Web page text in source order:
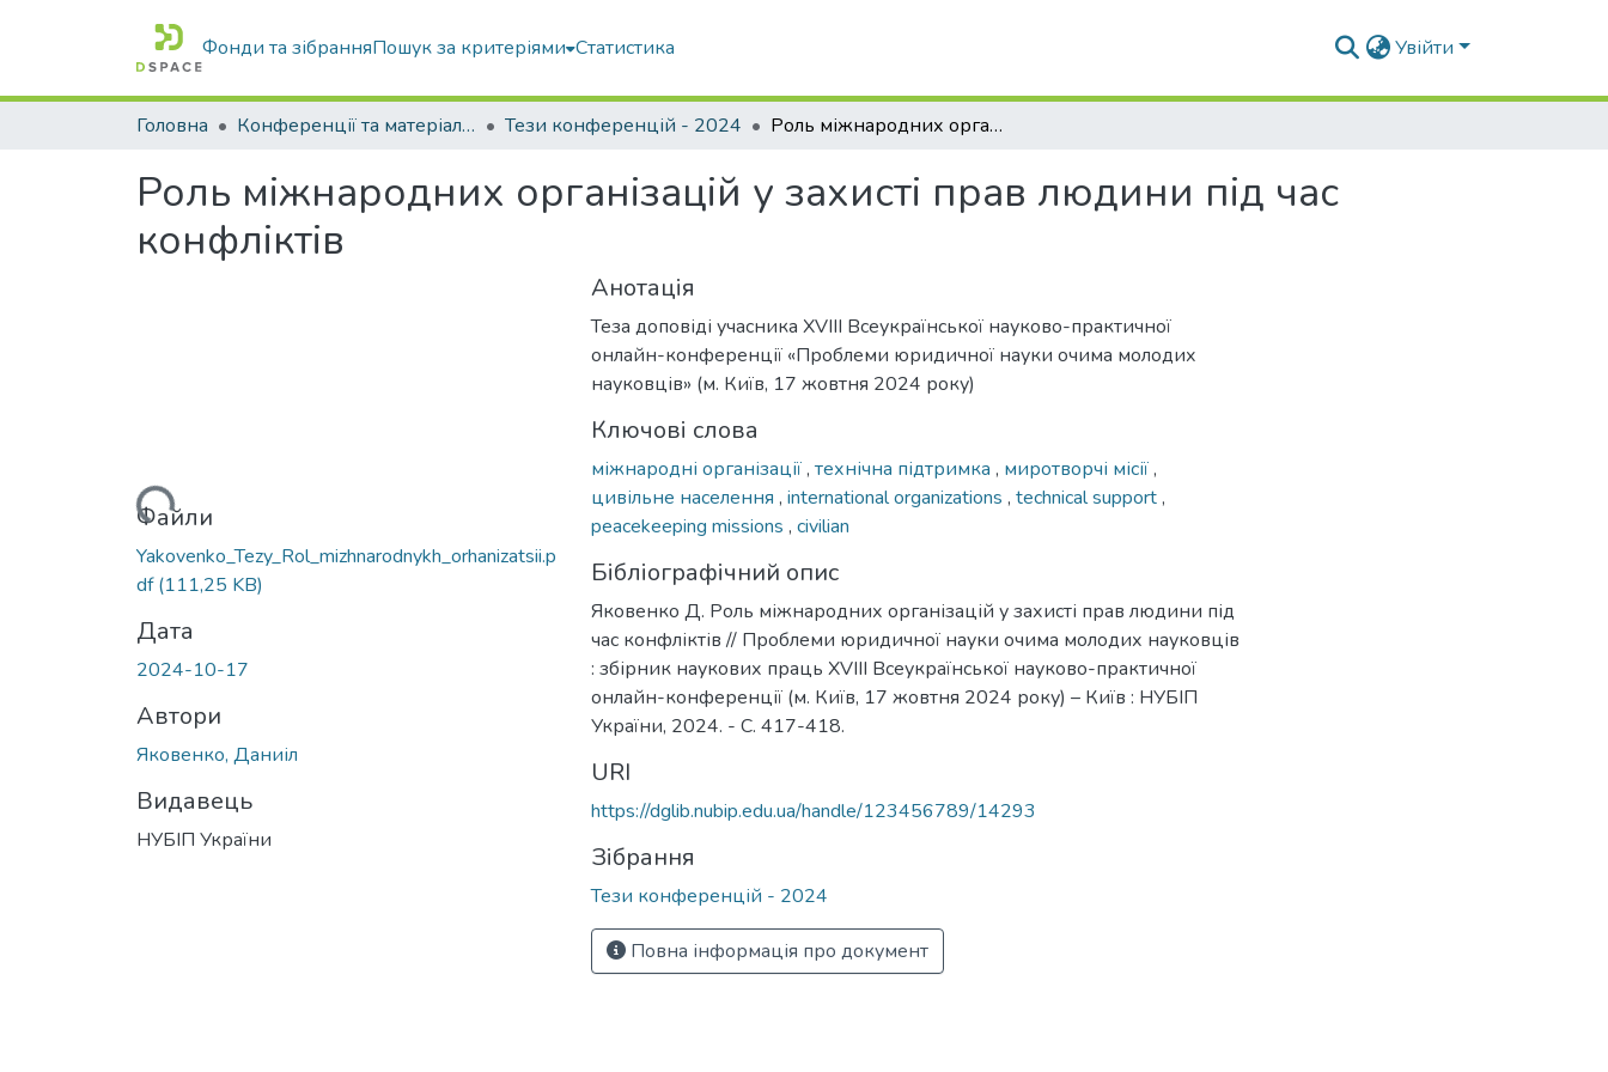
Фонди та зібранняПошук за критеріями Статистика Увійти
Головна Конференції та матеріали конференцій Тези конференцій - 2024 Роль міжнародних організацій у захисті прав людини під час конфліктів
Роль міжнародних організацій у захисті прав людини під час
конфліктів
Вантажиться...Файли
Yakovenko_Tezy_Rol_mizhnarodnykh_orhanizatsii.p
df(111,25 KB)
Дата
2024-10-17
Автори
Яковенко, Даниіл
Видавець
НУБІП України
Анотація
Теза доповіді учасника XVIII Всеукраїнської науково-практичної
онлайн-конференції «Проблеми юридичної науки очима молодих
науковців» (м. Київ, 17 жовтня 2024 року)
Ключові слова
міжнародні організації, технічна підтримка , миротворчі місії,
цивільне населення , international organizations , technical support,
peacekeeping missions , civilian
Бібліографічний опис
Яковенко Д. Роль міжнародних організацій у захисті прав людини під
час конфліктів // Проблеми юридичної науки очима молодих науковців
: збірник наукових праць XVIII Всеукраїнської науково-практичної
онлайн-конференції (м. Київ, 17 жовтня 2024 року) – Київ : НУБІП
України, 2024. - С. 417-418.
URI
https://dglib.nubip.edu.ua/handle/123456789/14293
Зібрання
Тези конференцій - 2024
Повна інформація про документ